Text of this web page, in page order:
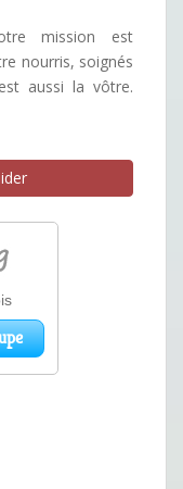
mission est
nourris, soignés
aussi la vôtre.